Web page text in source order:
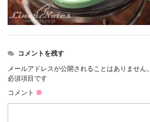
コメントを残す
メールアドレスが公開されることはありません。
必須項目です
コメント ※